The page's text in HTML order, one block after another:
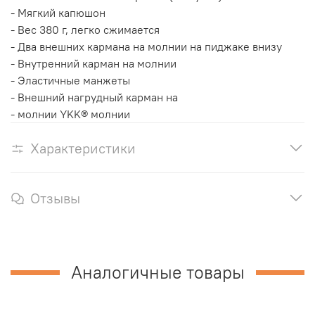
- Мягкий капюшон
- Вес 380 г, легко сжимается
- Два внешних кармана на молнии на пиджаке внизу
- Внутренний карман на молнии
- Эластичные манжеты
- Внешний нагрудный карман на
- молнии YKK® молнии
Характеристики
Отзывы
Аналогичные товары